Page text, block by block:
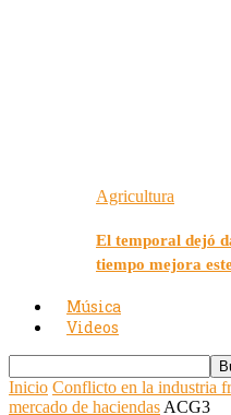
Agricultura
El temporal dejó
tiempo mejora
Música
Videos
Inicio Conflicto en la industria
mercado de haciendas ACG3